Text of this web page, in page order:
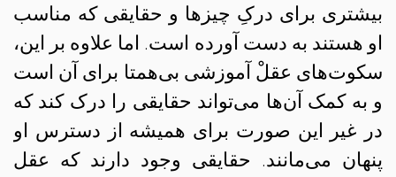
بیشتری برای درکِ چیزها و حقایقی که مناسب
او هستند به دست آورده است. اما علاوه بر این،
سکوت‌های عقلْ آموزشی بی‌همتا برای آن است
و به کمک آن‌ها می‌تواند حقایقی را درک کند که
در غیر این صورت برای همیشه از دسترس او
پنهان می‌مانند. حقایقی وجود دارند که عقل